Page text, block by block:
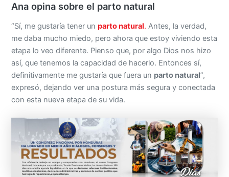
Ana opina sobre el parto natural
“Sí, me gustaría tener unparto natural.Antes, la verdad,
me daba mucho miedo, pero ahora que estoy viviendo esta
etapa lo veo diferente. Pienso que, por algo Dios nos hizo
así, que tenemos la capacidad de hacerlo. Entonces sí,
definitivamente me gustaría que fuera un parto natural”,
expresó, dejando ver una postura más segura y conectada
con esta nueva etapa de su vida.